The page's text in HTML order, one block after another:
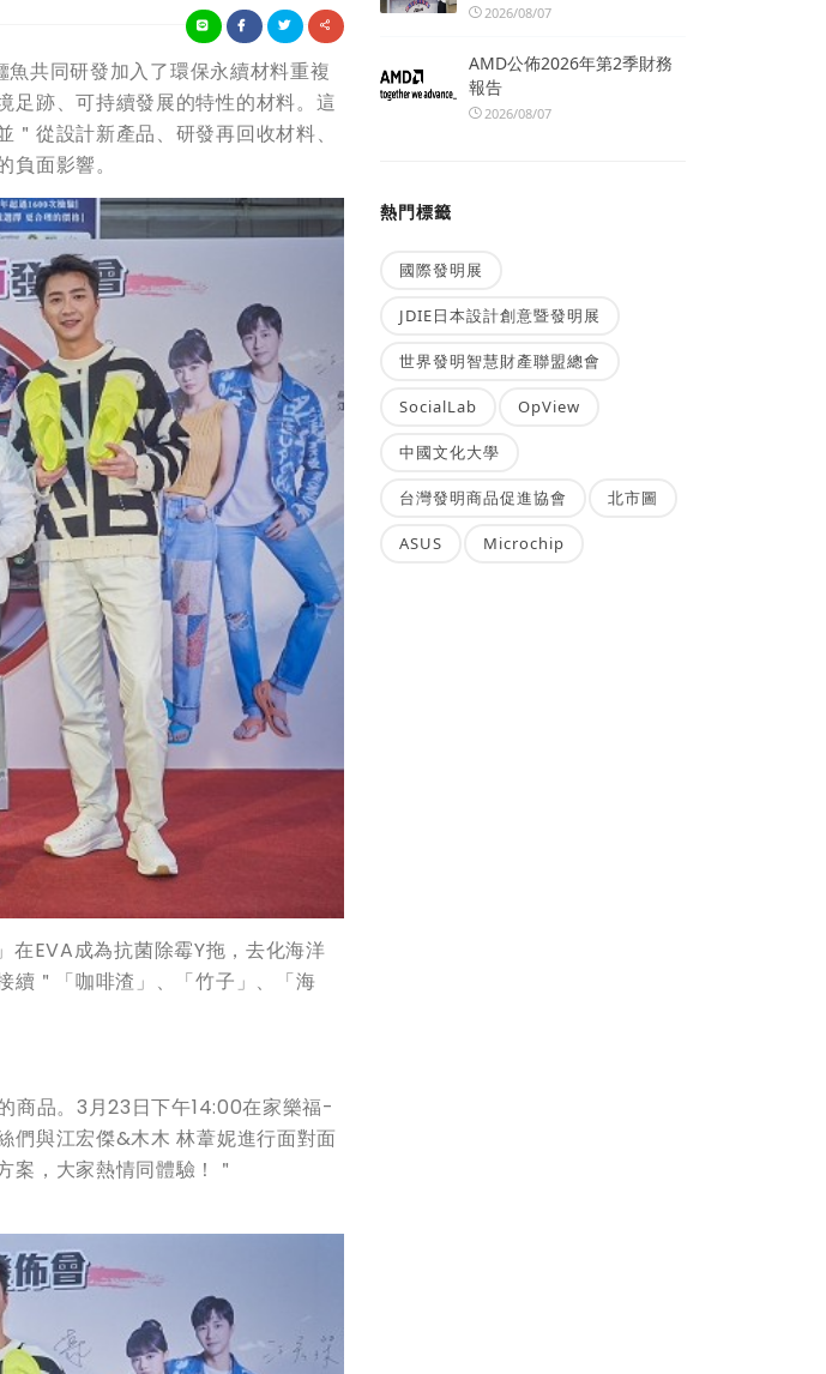
共同研發加入了環保永續材料重複
足跡、可持續發展的特性的材料。這
從設計新產品、研發再回收材料、
面影響。
EVA成為抗菌除霉Y拖，去化海洋
續＂「咖啡渣」、「竹子」、「海
商品。3月23日下午14:00在家樂福-
們與江宏傑&木木 林葦妮進行面對面
案，大家熱情同體驗！＂
2026/08/07
AMD公佈2026年第2季財務
報告
2026/08/07
熱門標籤
國際發明展
JDIE日本設計創意暨發明展
世界發明智慧財產聯盟總會
SocialLab OpView
中國文化大學
台灣發明商品促進協會 北市圖
ASUS Microchip